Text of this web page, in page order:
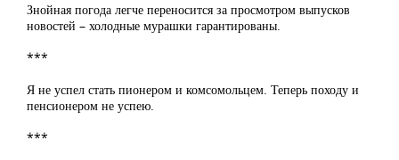
Знойная погода легче переносится за просмотром выпусков
новостей – холодные мурашки гарантированы.
***
Я не успел стать пионером и комсомольцем. Теперь походу и
пенсионером не успею.
***